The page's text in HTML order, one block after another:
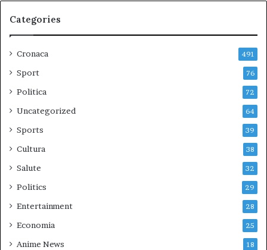
Categories
Cronaca 491
Sport 76
Politica 72
Uncategorized 64
Sports 39
Cultura 38
Salute 32
Politics 29
Entertainment 28
Economia 25
Anime News 18